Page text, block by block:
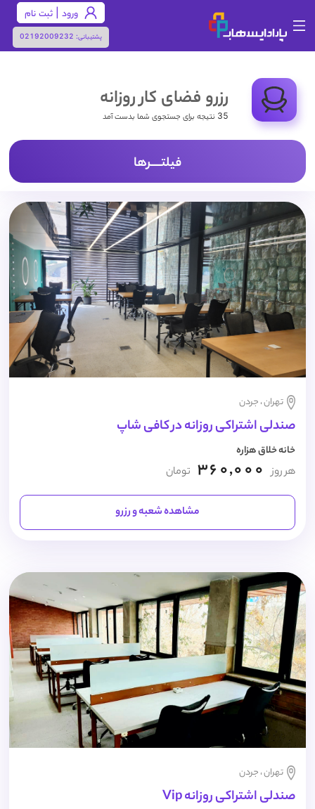
پشتیبانی: 02192009232
ورود | ثبت نام
رزرو فضای کار روزانه
35 نتیجه برای جستجوی شما بدست آمد
فیلتـــــرها
تهران ، جردن
صندلی اشتراکی روزانه در کافی شاپ
خانه خلاق هزاره
هر روز 360,000 تومان
مشاهده شعبه و رزرو
تهران ، جردن
صندلی اشتراکی روزانه Vip